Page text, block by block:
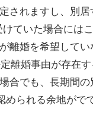
されますし、別
ていた場合には
離婚を希望して
離婚事由が存在
でも、長期間の
られる余地がで